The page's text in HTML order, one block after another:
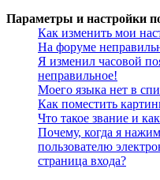
Параметры и настройки
Как изменить мои
На форуме
Я изменил часовой
неправильное!
Моего языка нет в
Как поместить
Что такое звание и
Почему, когда я
пользователю
страница входа?